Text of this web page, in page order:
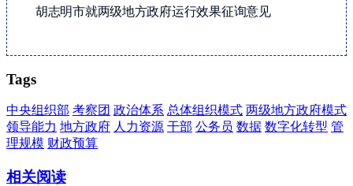
胡志明市就两级地方政府运行效果征询意见
Tags
中央组织部 考察团 政治体系 总体组织模式 两级地方政府模式
领导能力 地方政府 人力资源 干部 公务员 数据 数字化转型 管
理规模 财政预算
相关阅读